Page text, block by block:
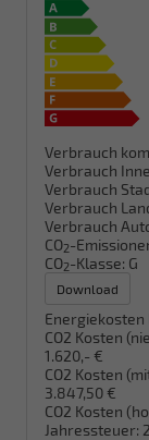
Verbrauch
Verbrauch
Verbrauch
Verbrauch
Verbrauch
CO2-
CO2-Klasse: G
Download
Energiekosten
CO2 Kosten
1.620,- €
CO2 Kosten
3.847,50 €
CO2 Kosten
Jahressteuer: